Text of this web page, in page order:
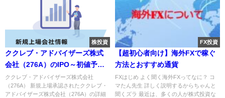
株投資
ククレブ・アドバイザーズ株式
会社（276A）のIPO～初値予想
と新規上場情報～
ククレブ・アドバイザーズ株式会社
（276A） 新規上場承認されたククレブ・
アドバイザーズ株式会社（276A）の詳細
FX投資
【超初心者向け】海外FXで稼ぐ
方法とおすすめ通貨
FXはじめ よく聞く海外FXってなに？ コ
マたん先生 詳しく説明するからちゃんと
聞くズラ 最近は、多くの人が株式投資な